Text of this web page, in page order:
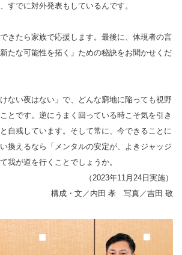
すでに対外発表もしているんです。
きたら家族で応援します。最後に、体現者の言
たな可能性を拓く」ための秘訣をお聞かせくだ
ない夜はない」で、どんな窮地に陥っても視野
とです。逆にうまく回っている時こそ気を引き
自戒しています。そして常に、今できることに
換えるなら「メンタルの安定が、よきジャッジ
我が道を行くことでしょうか。
（2023年11月24日実施）
構成・文／内田 孝 写真／吉田 敬